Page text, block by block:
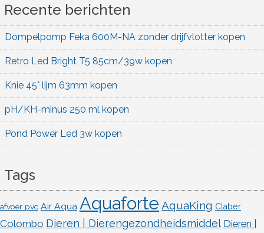
Recente berichten
Dompelpomp Feka 600M-NA zonder drijfvlotter kopen
Retro Led Bright T5 85cm/39w kopen
Knie 45° lijm 63mm kopen
pH/KH-minus 250 ml kopen
Pond Power Led 3w kopen
Tags
afvoer pvc Air Aqua Aquaforte AquaKing Claber
Colombo Dieren | Dierengezondheidsmiddel Dieren |